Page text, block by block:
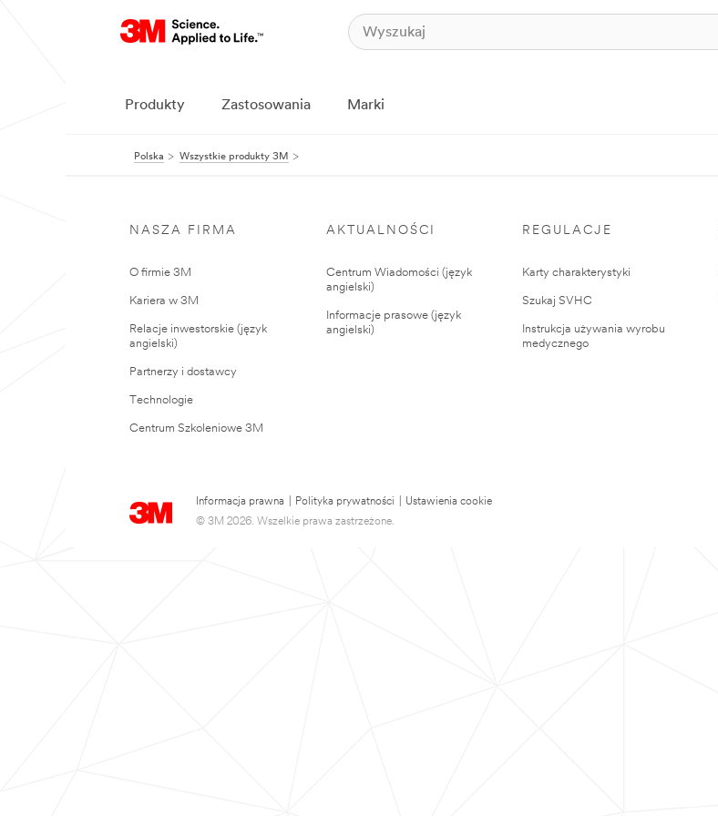
Produkty Zastosowania Marki
Polska Wszystkie produkty 3M
NASZA FIRMA
O firmie 3M
Kariera w 3M
Relacje inwestorskie (język
angielski)
Partnerzy i dostawcy
Technologie
Centrum Szkoleniowe 3M
AKTUALNOŚCI
Centrum Wiadomości (język
angielski)
Informacje prasowe (język
angielski)
REGULACJE
Karty charakterystyki
Szukaj SVHC
Instrukcja używania wyrobu
medycznego
Informacja prawna Polityka prywatności
Ustawienia cookie
© 3M 2026. Wszelkie prawa zastrzeżone.